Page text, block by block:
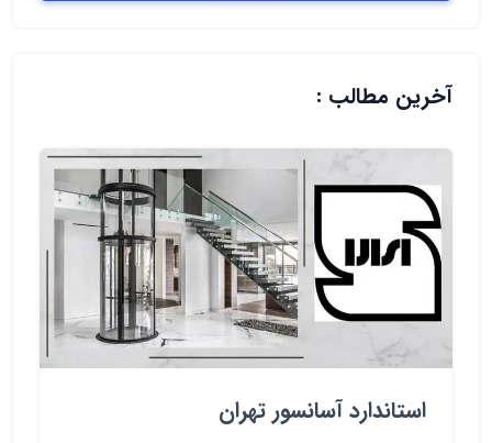
آخرین مطالب :
استاندارد آسانسور تهران